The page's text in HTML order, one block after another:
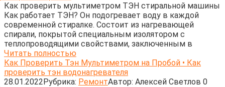
Как проверить мультиметром ТЭН стиральной машины
Как работает ТЭН? Он подогревает воду в каждой
современной стиралке. Состоит из нагревающей
спирали, покрытой специальным изолятором с
теплопроводящими свойствами, заключенным в
Читать полностью
Как Проверить Тэн Мультиметром на Пробой • Как
проверить тэн водонагревателя
28.01.2022Рубрика: РемонтАвтор: Алексей Светлов 0